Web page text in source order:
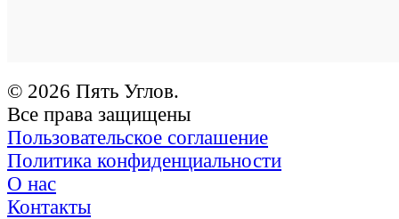
© 2026 Пять Углов.
Все права защищены
Пользовательское соглашение
Политика конфиденциальности
О нас
Контакты